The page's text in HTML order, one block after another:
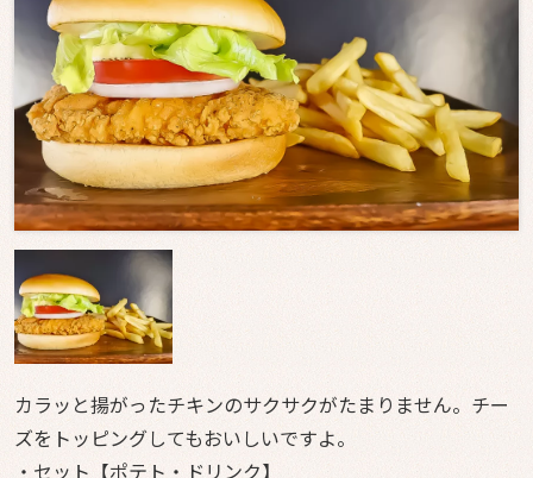
サン
ドイ
ッチ
オー
ドブ
ル
品・
ドリ
ク・
サイ
カラッと揚がったチキンのサクサクがたまりません。チー
ズをトッピングしてもおいしいですよ。
・セット【ポテト・ドリンク】